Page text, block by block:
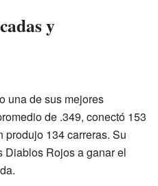
y
una de sus mejores
de .349, conectó 153
produjo 134 carreras. Su
Diablos Rojos a ganar el